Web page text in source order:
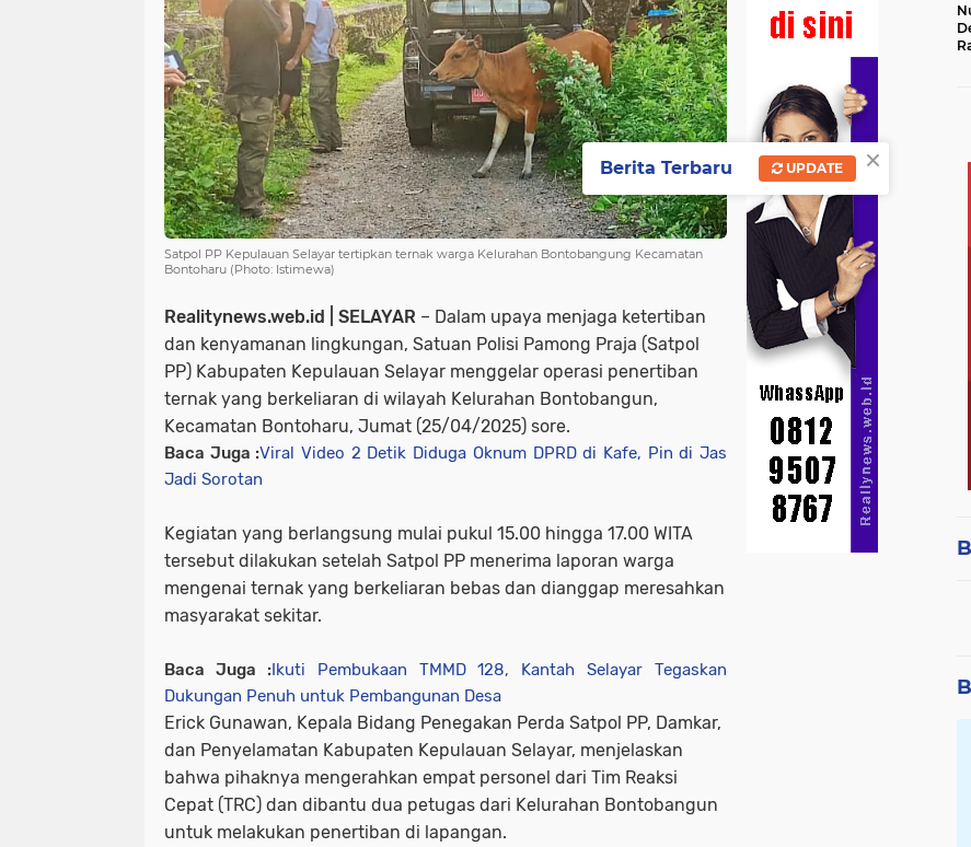
Satpol PP Kepulauan Selayar tertipkan ternak warga Kelurahan Bontobangung Kecamatan
Bontoharu (Photo: Istimewa)
Realitynews.web.id | SELAYAR – Dalam upaya menjaga ketertiban
dan kenyamanan lingkungan, Satuan Polisi Pamong Praja (Satpol
PP) Kabupaten Kepulauan Selayar menggelar operasi penertiban
ternak yang berkeliaran di wilayah Kelurahan Bontobangun,
Kecamatan Bontoharu, Jumat (25/04/2025) sore.
Baca Juga :Viral Video 2 Detik Diduga Oknum DPRD di Kafe, Pin di Jas
Jadi Sorotan
Kegiatan yang berlangsung mulai pukul 15.00 hingga 17.00 WITA
tersebut dilakukan setelah Satpol PP menerima laporan warga
mengenai ternak yang berkeliaran bebas dan dianggap meresahkan
masyarakat sekitar.
Baca Juga :Ikuti Pembukaan TMMD 128, Kantah Selayar Tegaskan
Dukungan Penuh untuk Pembangunan Desa
Erick Gunawan, Kepala Bidang Penegakan Perda Satpol PP, Damkar,
dan Penyelamatan Kabupaten Kepulauan Selayar, menjelaskan
bahwa pihaknya mengerahkan empat personel dari Tim Reaksi
Cepat (TRC) dan dibantu dua petugas dari Kelurahan Bontobangun
untuk melakukan penertiban di lapangan.
×
Berita Terbaru UPDATE